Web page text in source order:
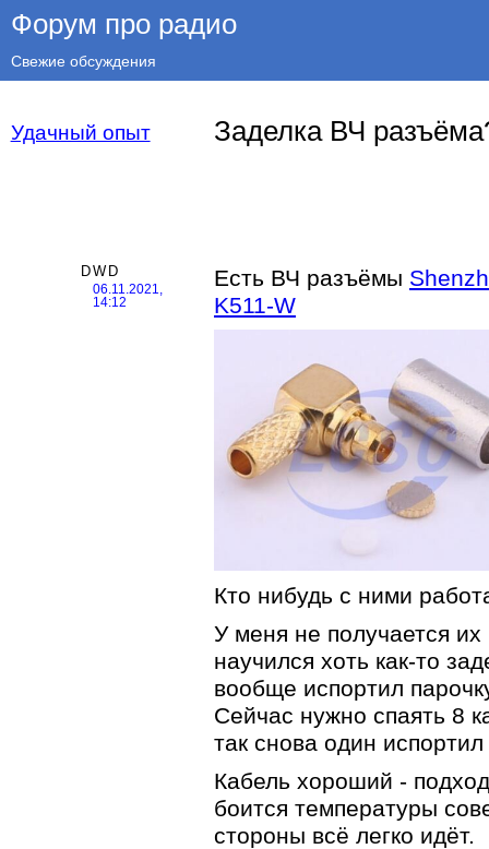
Форум про радио
Свежие обсуждения
Удачный опыт Заделка ВЧ
DWD
06.11.2021,
14:12
Есть ВЧ разъёмы
K511-W
Кто нибудь с ними
У меня не получается
научился хоть как-то
вообще испортил
Сейчас нужно спаять 8
так снова один
Кабель хороший -
боится температуры
стороны всё легко идёт.